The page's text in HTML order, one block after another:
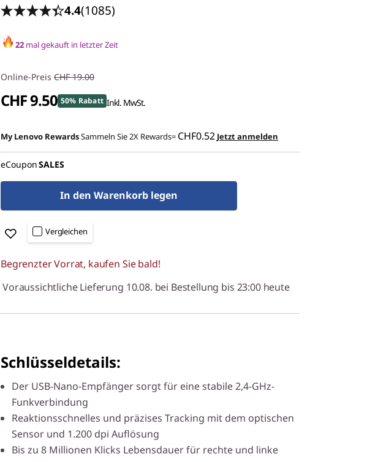
4.4(1085)
22 mal gekauft in letzter Zeit
Online-Preis CHF 19.00
CHF 9.50 50% Rabatt Inkl. MwSt.
My Lenovo RewardsSammeln Sie 2X Rewards= CHF0.52 Jetzt anmelden
eCouponSALES
In den Warenkorb legen
Vergleichen
Begrenzter Vorrat, kaufen Sie bald!
Voraussichtliche Lieferung 10.08. bei Bestellung bis 23:00 heute
Schlüsseldetails:
Der USB-Nano-Empfänger sorgt für eine stabile 2,4-GHz-
Funkverbindung
Reaktionsschnelles und präzises Tracking mit dem optischen
Sensor und 1.200 dpi Auflösung
Bis zu 8 Millionen Klicks Lebensdauer für rechte und linke